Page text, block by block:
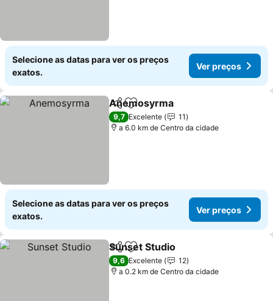
Selecione as datas para ver os preços
exatos.
Ver preços
PartilharAdicionar aos favoritos
Anemosyrma
9,7 Excelente
11
a 6.0 km de Centro da cidade
Selecione as datas para ver os preços
exatos.
Ver preços
PartilharAdicionar aos favoritos
Sunset Studio
9,6 Excelente
12
a 0.2 km de Centro da cidade